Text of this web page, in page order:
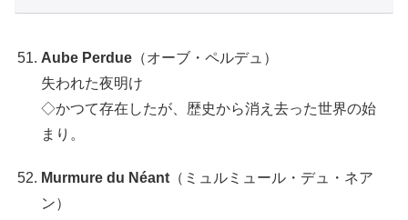
Aube Perdue （オーブ・ペルデュ）
失われた夜明け
◇かつて存在したが、歴史から消え去った世界の始
まり。
Murmure du Néant （ミュルミュール・デュ・ネア
ン）